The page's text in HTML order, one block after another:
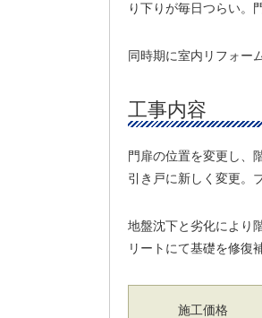
り下りが毎日つらい。
同時期に室内リフォー
工事内容
門扉の位置を変更し、
引き戸に新しく変更。
地盤沈下と劣化により
リートにて基礎を修復
施工価格